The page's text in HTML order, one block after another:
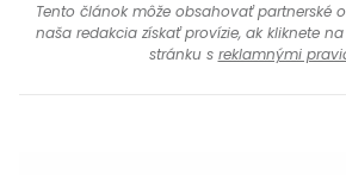
Tento článok môže obsahovať partnerské
naša redakcia získať provízie, ak kliknete
stránku s reklamnými